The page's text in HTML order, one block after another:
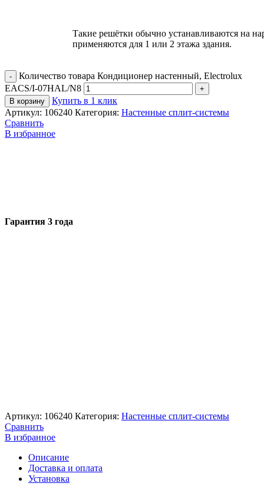
Такие решётки обычно устанавливаются на
применяются для 1 или 2 этажа здания.
Количество товара Кондиционер настенный, Electrolux
EACS/I-07HAL/N8
В корзину
Купить в 1 клик
Артикул: 106240 Категория: Настенные сплит-системы
Сравнить
В избранное
Гарантия 3 года
Артикул: 106240 Категория: Настенные сплит-системы
Сравнить
В избранное
Описание
Доставка и оплата
Установка